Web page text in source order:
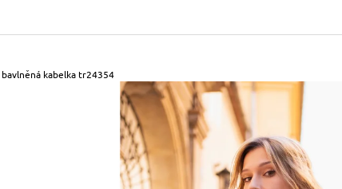
kabelka tr24354